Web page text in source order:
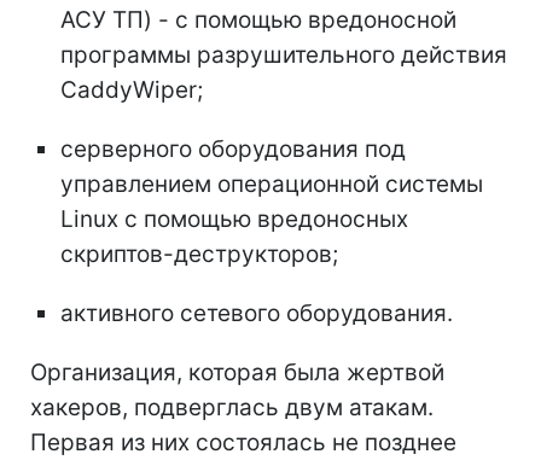
АСУ ТП) - с помощью вредоносной
программы разрушительного действия
CaddyWiper;
серверного оборудования под
управлением операционной системы
Linux с помощью вредоносных
скриптов-деструкторов;
активного сетевого оборудования.
Организация, которая была жертвой
хакеров, подверглась двум атакам.
Первая из них состоялась не позднее